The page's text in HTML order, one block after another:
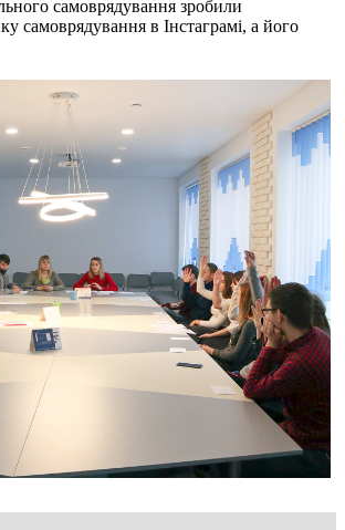
самоврядування зробили
самоврядування в Інстаграмі, а його